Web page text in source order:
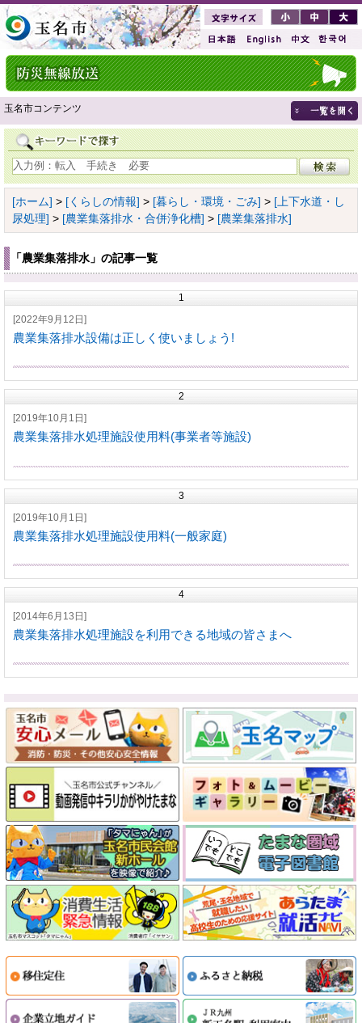
玉名市コンテンツ
[ホーム] > [くらしの情報] > [暮らし・環境・ごみ] > [上下水道・し
尿処理] > [農業集落排水・合併浄化槽] > [農業集落排水]
「農業集落排水」の記事一覧
1
[2022年9月12日]
農業集落排水設備は正しく使いましょう!
2
[2019年10月1日]
農業集落排水処理施設使用料(事業者等施設)
3
[2019年10月1日]
農業集落排水処理施設使用料(一般家庭)
4
[2014年6月13日]
農業集落排水処理施設を利用できる地域の皆さまへ